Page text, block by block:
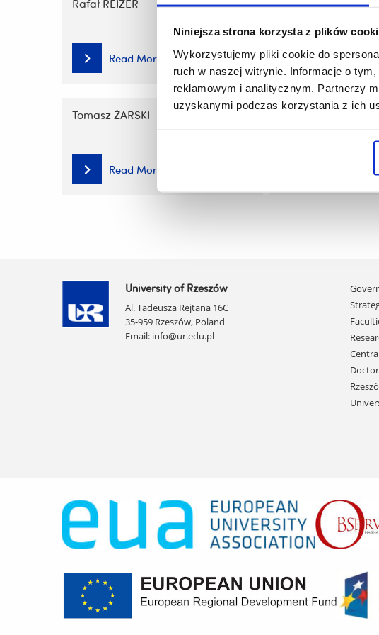
Niniejsza strona korzysta z plików
Wykorzystujemy pliki cookie do
ruch w naszej witrynie. Informacje o
reklamowym i analitycznym. Partnerzy
uzyskanymi podczas korzystania z ich
Rafał REIZER
Read More
Mateusz DRABCZYK
Read More
Tomasz ŻARSKI
Read More
Wojciech ŻEGLICKI
University of Rzeszów
Al. Tadeusza Rejtana 16C
35-959 Rzeszów, Poland
Email: info@ur.edu.pl
Skip